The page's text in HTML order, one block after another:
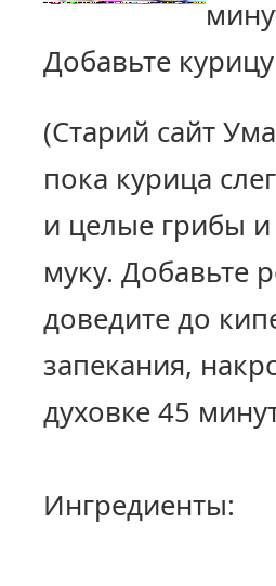
Добавьте
(Старий сайт
пока курица
и целые грибы
муку. Добавьте
доведите до
запекания,
духовке 45
Ингредиенты: